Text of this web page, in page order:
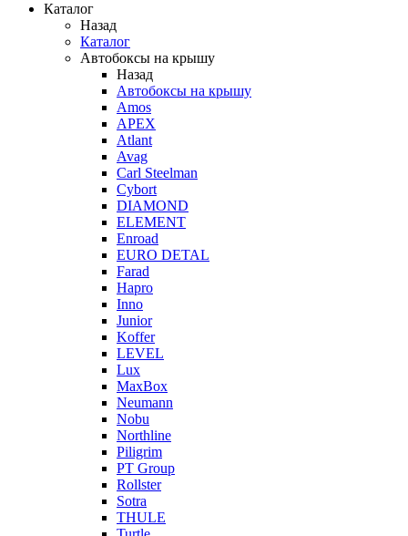
Каталог
Назад
Каталог
Автобоксы на крышу
Назад
Автобоксы на крышу
Amos
APEX
Atlant
Avag
Carl Steelman
Cybort
DIAMOND
ELEMENT
Enroad
EURO DETAL
Farad
Hapro
Inno
Junior
Koffer
LEVEL
Lux
MaxBox
Neumann
Nobu
Northline
Piligrim
PT Group
Rollster
Sotra
THULE